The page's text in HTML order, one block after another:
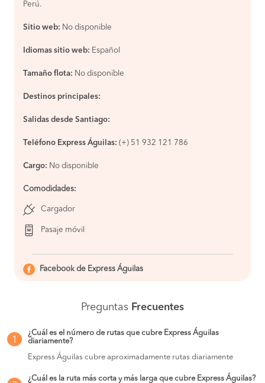
Perú.
Sitio web: No disponible
Idiomas sitio web: Español
Tamaño flota: No disponible
Destinos principales:
Salidas desde Santiago:
Teléfono Express Águilas: (+) 51 932 121 786
Cargo: No disponible
Comodidades:
Cargador
Pasaje móvil
Facebook de Express Águilas
Preguntas Frecuentes
1
¿Cuál es el número de rutas que cubre Express Águilas
diariamente?
Express Águilas cubre aproximadamente rutas diariamente
¿Cuál es la ruta más corta y más larga que cubre Express Águilas?